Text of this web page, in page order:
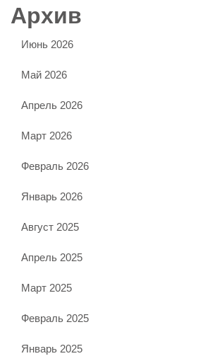
Архив
Июнь 2026
Май 2026
Апрель 2026
Март 2026
Февраль 2026
Январь 2026
Август 2025
Апрель 2025
Март 2025
Февраль 2025
Январь 2025